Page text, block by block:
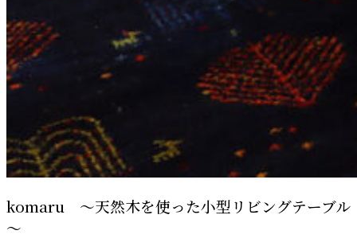
komaru ～天然木を使った小型リビングテーブル
～